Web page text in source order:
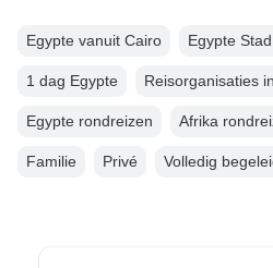
Egypte vanuit Cairo Egypte
1 dag Egypte Reisorganisaties
Egypte rondreizen Afrika
Familie Privé Volledig